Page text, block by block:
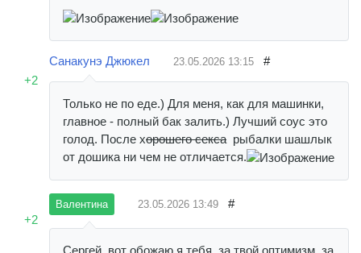
+2
Санакунэ Джюкел 23.05.2026 13:15 #
Только не по еде.) Для меня, как для машинки,
главное - полный бак залить.) Лучший соус это
голод. После хорошего секса рыбалки шашлык
от дошика ни чем не отличается.
+2
Валентина 23.05.2026 13:49 #